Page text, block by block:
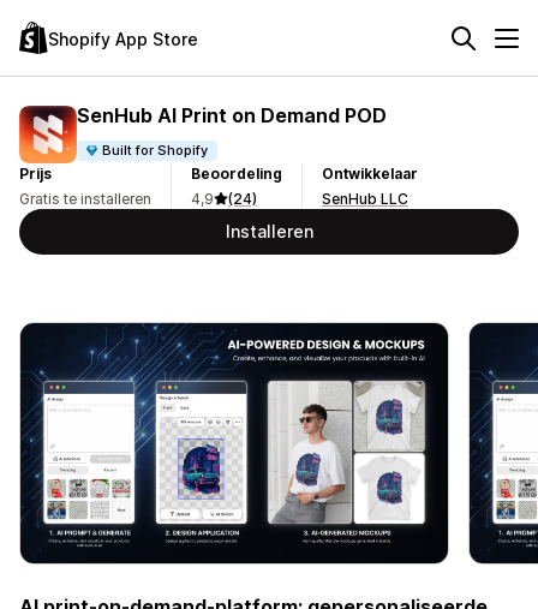
Shopify App Store
SenHub AI Print on Demand POD
Built for Shopify
Prijs
Gratis te installeren
Beoordeling
4,9
(24)
Ontwikkelaar
SenHub LLC
Installeren